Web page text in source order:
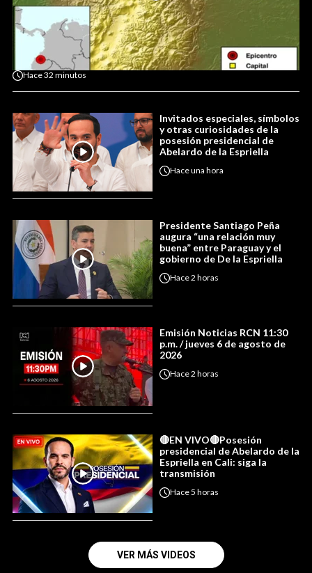
Hace32 minutos
Invitados especiales, símbolos
y otras curiosidades de la
posesión presidencial de
Abelardo de la Espriella
Haceuna hora
Presidente Santiago Peña
augura “una relación muy
buena” entre Paraguay y el
gobierno de De la Espriella
Hace2 horas
Emisión Noticias RCN 11:30
p.m. / jueves 6 de agosto de
2026
Hace2 horas
🔴EN VIVO🔴Posesión
presidencial de Abelardo de la
Espriella en Cali: siga la
transmisión
Hace5 horas
VER MÁS VIDEOS